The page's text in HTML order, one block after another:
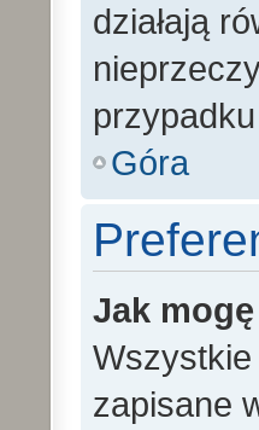
działają
Góra
Jak
zapisane